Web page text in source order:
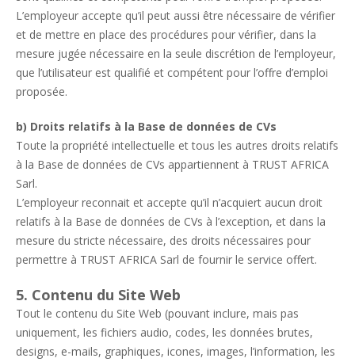
L’employeur accepte qu’il peut aussi être nécessaire de vérifier
et de mettre en place des procédures pour vérifier, dans la
mesure jugée nécessaire en la seule discrétion de l’employeur,
que l’utilisateur est qualifié et compétent pour l’offre d’emploi
proposée.
b) Droits relatifs à la Base de données de CVs
Toute la propriété intellectuelle et tous les autres droits relatifs
à la Base de données de CVs appartiennent à TRUST AFRICA
Sarl.
L’employeur reconnait et accepte qu’il n’acquiert aucun droit
relatifs à la Base de données de CVs à l’exception, et dans la
mesure du stricte nécessaire, des droits nécessaires pour
permettre à TRUST AFRICA Sarl de fournir le service offert.
5. Contenu du Site Web
Tout le contenu du Site Web (pouvant inclure, mais pas
uniquement, les fichiers audio, codes, les données brutes,
designs, e-mails, graphiques, icones, images, l’information, les